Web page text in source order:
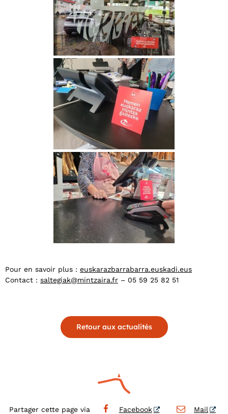
Pour en savoir plus : euskarazbarrabarra.euskadi.eus
Contact : saltegiak@mintzaira.fr – 05 59 25 82 51
Retour aux actualités
Partager cette page via Facebook Mail